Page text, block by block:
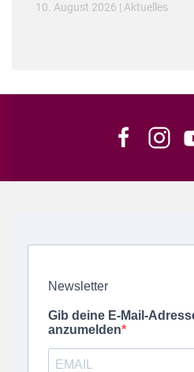
10. August 2026 | Aktuelles